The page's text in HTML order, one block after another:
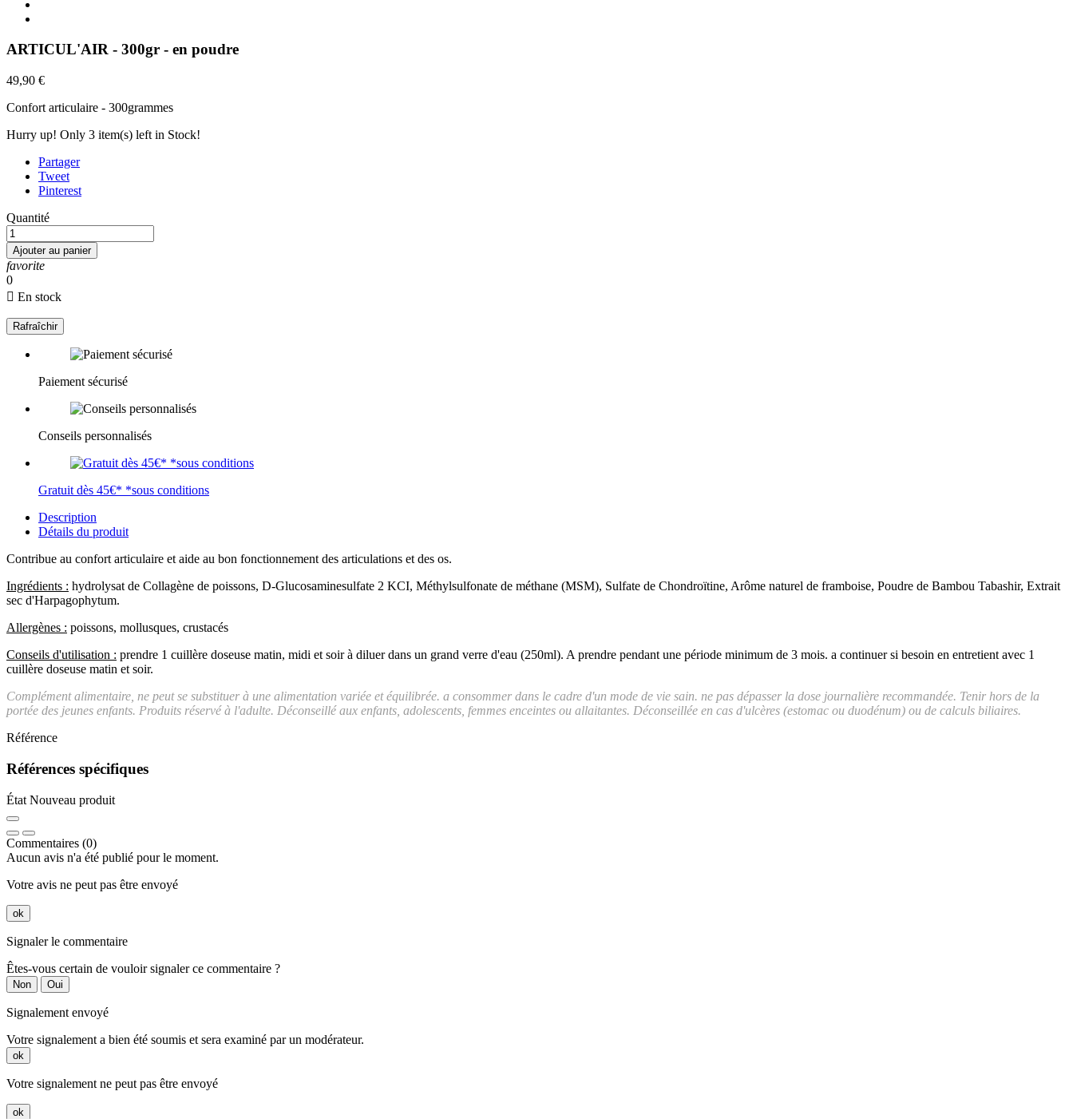
ARTICUL'AIR - 300gr - en poudre
49,90 €
Confort articulaire - 300grammes
Hurry up! Only 3 item(s) left in Stock!
Partager
Tweet
Pinterest
Quantité
Ajouter au panier
favorite
0
 En stock
Paiement sécurisé
Conseils personnalisés
Gratuit dès 45€* *sous conditions
Description
Détails du produit
Contribue au confort articulaire et aide au bon fonctionnement des articulations et des os.
Ingrédients : hydrolysat de Collagène de poissons, D-Glucosaminesulfate 2 KCI, Méthylsulfonate de méthane (MSM), Sulfate de Chondroïtine, Arôme naturel de framboise, Poudre de Bambou Tabashir, Extrait
sec d'Harpagophytum.
Allergènes : poissons, mollusques, crustacés
Conseils d'utilisation : prendre 1 cuillère doseuse matin, midi et soir à diluer dans un grand verre d'eau (250ml). A prendre pendant une période minimum de 3 mois. a continuer si besoin en entretient avec 1
cuillère doseuse matin et soir.
Complément alimentaire, ne peut se substituer à une alimentation variée et équilibrée. a consommer dans le cadre d'un mode de vie sain. ne pas dépasser la dose journalière recommandée. Tenir hors de la
portée des jeunes enfants. Produits réservé à l'adulte. Déconseillé aux enfants, adolescents, femmes enceintes ou allaitantes. Déconseillée en cas d'ulcères (estomac ou duodénum) ou de calculs biliaires.
Référence
Références spécifiques
État Nouveau produit
Commentaires (0)
Aucun avis n'a été publié pour le moment.
Votre avis ne peut pas être envoyé
ok
Signaler le commentaire
Êtes-vous certain de vouloir signaler ce commentaire ?
Non Oui
Signalement envoyé
Votre signalement a bien été soumis et sera examiné par un modérateur.
ok
Votre signalement ne peut pas être envoyé
ok